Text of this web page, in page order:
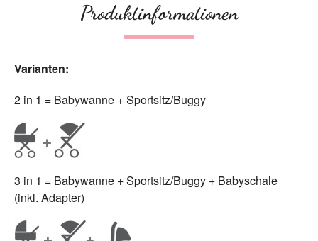
Produktinformationen
Varianten:
2 in 1 = Babywanne + Sportsitz/Buggy
3 in 1 = Babywanne + Sportsitz/Buggy + Babyschale
(inkl. Adapter)